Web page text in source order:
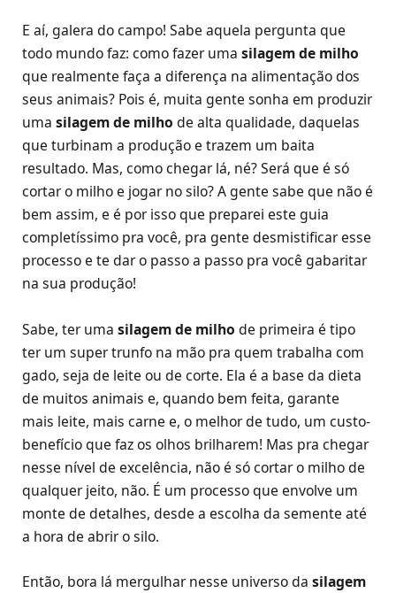
E aí, galera do campo! Sabe aquela pergunta que
todo mundo faz: como fazer uma silagem de milho
que realmente faça a diferença na alimentação dos
seus animais? Pois é, muita gente sonha em produzir
uma silagem de milho de alta qualidade, daquelas
que turbinam a produção e trazem um baita
resultado. Mas, como chegar lá, né? Será que é só
cortar o milho e jogar no silo? A gente sabe que não é
bem assim, e é por isso que preparei este guia
completíssimo pra você, pra gente desmistificar esse
processo e te dar o passo a passo pra você gabaritar
na sua produção!
Sabe, ter uma silagem de milho de primeira é tipo
ter um super trunfo na mão pra quem trabalha com
gado, seja de leite ou de corte. Ela é a base da dieta
de muitos animais e, quando bem feita, garante
mais leite, mais carne e, o melhor de tudo, um custo-
benefício que faz os olhos brilharem! Mas pra chegar
nesse nível de excelência, não é só cortar o milho de
qualquer jeito, não. É um processo que envolve um
monte de detalhes, desde a escolha da semente até
a hora de abrir o silo.
Então, bora lá mergulhar nesse universo da silagem